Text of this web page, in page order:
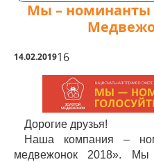
Мы – номинанты
14.02.201916
Дорогие друзья!
Наша компания –
медвежонок 2018». Мы